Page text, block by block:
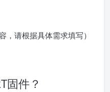
请根据具体需求填写）
固件？